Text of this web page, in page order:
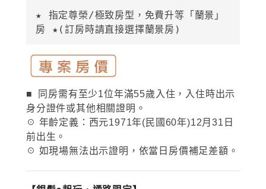
★ 指定尊榮/極致房型，免費升等「蘭景」
房 ★(訂房時請直接選擇蘭景房)
■ 同房需有至少1位年滿55歲入住，入住時出示
身分證件或其他相關證明。
☉ 年齡定義：西元1971年(民國60年)12月31日
前出生。
☉ 如現場無法出示證明，依當日房價補足差額。